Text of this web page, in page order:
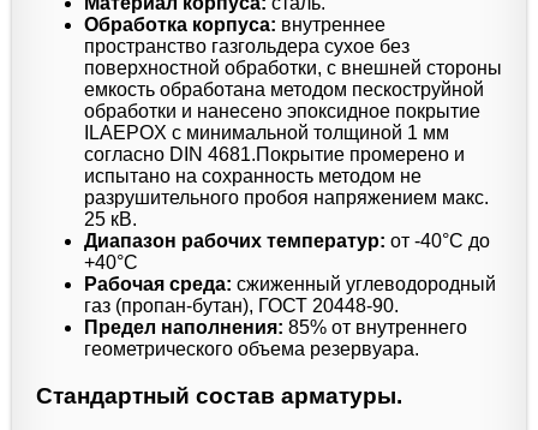
Обработка корпуса: внутреннее
пространство газгольдера сухое без
поверхностной обработки, с внешней стороны
емкость обработана методом пескоструйной
обработки и нанесено эпоксидное покрытие
ILAEPOX с минимальной толщиной 1 мм
согласно DIN 4681.Покрытие промерено и
испытано на сохранность методом не
разрушительного пробоя напряжением макс.
25 кВ.
Диапазон рабочих температур: от -40°C до
+40°C
Рабочая среда: сжиженный углеводородный
газ (пропан-бутан), ГОСТ 20448-90.
Предел наполнения: 85% от внутреннего
геометрического объема резервуара.
Стандартный состав арматуры.